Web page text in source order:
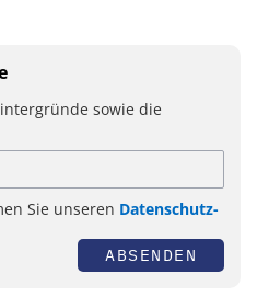
sowie die
Sie unseren Datenschutz-
ABSENDEN